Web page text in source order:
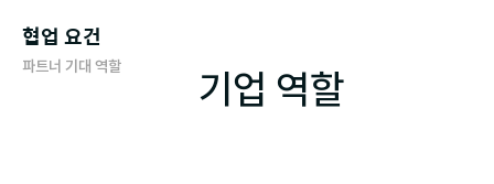
협업 요건
파트너 기대 역할 기업 역할